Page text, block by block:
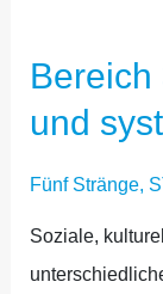
Bereich
und
Fünf Stränge,
Soziale,